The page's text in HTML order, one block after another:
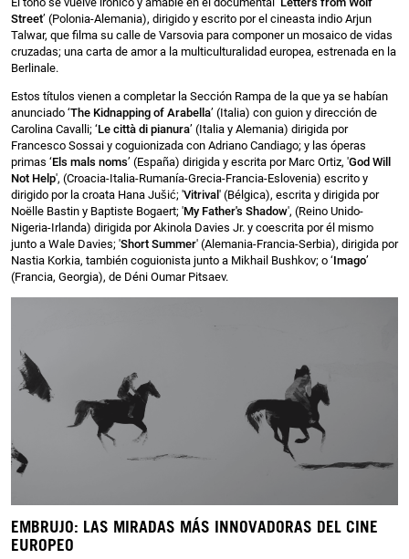
Street’ (Polonia-Alemania), dirigido y escrito por el cineasta indio Arjun
Talwar, que filma su calle de Varsovia para componer un mosaico de vidas
cruzadas; una carta de amor a la multiculturalidad europea, estrenada en la
Berlinale.
Estos títulos vienen a completar la Sección Rampa de la que ya se habían
anunciado ‘The Kidnapping of Arabella’ (Italia) con guion y dirección de
Carolina Cavalli; ‘Le città di pianura’ (Italia y Alemania) dirigida por
Francesco Sossai y coguionizada con Adriano Candiago; y las óperas
primas ‘Els mals noms’ (España) dirigida y escrita por Marc Ortiz, 'God Will
Not Help', (Croacia-Italia-Rumanía-Grecia-Francia-Eslovenia) escrito y
dirigido por la croata Hana Jušić; 'Vitrival ' (Bélgica), escrita y dirigida por
Noëlle Bastin y Baptiste Bogaert; 'My Father's Shadow', (Reino Unido-
Nigeria-Irlanda) dirigida por Akinola Davies Jr. y coescrita por él mismo
junto a Wale Davies; 'Short Summer' (Alemania-Francia-Serbia), dirigida por
Nastia Korkia, también coguionista junto a Mikhail Bushkov; o ‘Imago’
(Francia, Georgia), de Déni Oumar Pitsaev.
EMBRUJO: LAS MIRADAS MÁS INNOVADORAS DEL CINE
EUROPEO